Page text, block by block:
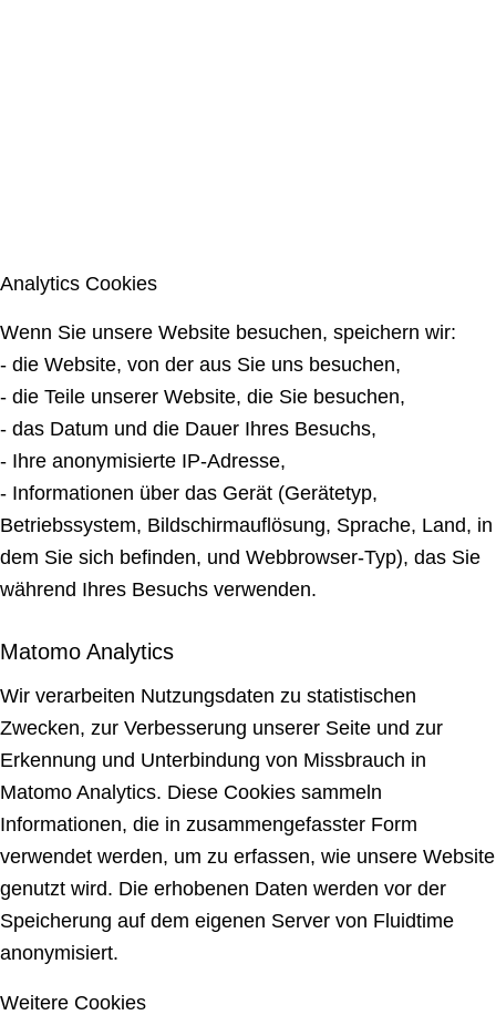
Analytics Cookies
Wenn Sie unsere Website besuchen, speichern wir:
- die Website, von der aus Sie uns besuchen,
- die Teile unserer Website, die Sie besuchen,
- das Datum und die Dauer Ihres Besuchs,
- Ihre anonymisierte IP-Adresse,
- Informationen über das Gerät (Gerätetyp,
Betriebssystem, Bildschirmauflösung, Sprache, Land, in
dem Sie sich befinden, und Webbrowser-Typ), das Sie
während Ihres Besuchs verwenden.
Matomo Analytics
Wir verarbeiten Nutzungsdaten zu statistischen
Zwecken, zur Verbesserung unserer Seite und zur
Erkennung und Unterbindung von Missbrauch in
Matomo Analytics. Diese Cookies sammeln
Informationen, die in zusammengefasster Form
verwendet werden, um zu erfassen, wie unsere Website
genutzt wird. Die erhobenen Daten werden vor der
Speicherung auf dem eigenen Server von Fluidtime
anonymisiert.
Weitere Cookies